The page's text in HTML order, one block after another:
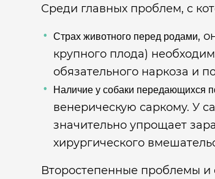
Среди главных проблем, с
Страх животного перед родами,
крупного плода)
обязательного наркоза и
Наличие у собаки передающихся
венерическую саркому. У
значительно упрощает
хирургического
Второстепенные проблемы и